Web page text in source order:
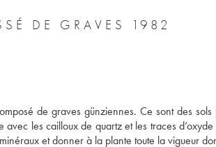
DE GRAVES 1982
de graves günziennes. Ce sont des
les cailloux de quartz et les traces